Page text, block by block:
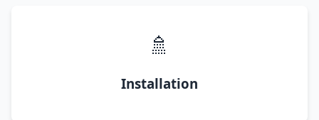
🚿
Installation